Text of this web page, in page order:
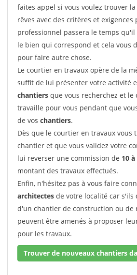
faites appel si vous voulez trouver
rêves avec des critères et exigences
professionnel passera le temps
le bien qui correspond et cela vous
pour faire autre chose.
Le courtier en travaux opère de la
suffit de lui présenter votre activité
chantiers que vous recherchez et
travaille pour vous pendant que
de vos chantiers.
Dès que le courtier en travaux vous
chantier et que vous validez votre
lui reverser une commission de 10
montant des travaux effectués.
Enfin, n'hésitez pas à vous faire
architectes de votre localité car s'ils
d'un chantier de construction ou de
peuvent être amenés à proposer
pour les travaux.
Trouver de nouveaux chantiers